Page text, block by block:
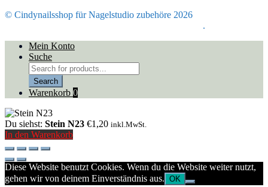
© Cindynailsshop für Nagelstudio zubehöre 2026
.
Mein Konto
Suche
Products
search
Search
Warenkorb 0
Du siehst: Stein N23 €1,20 inkl.MwSt.
In den Warenkorb
Diese Website benutzt Cookies. Wenn du die Website weiter nutzt,
gehen wir von deinem Einverständnis aus. OK